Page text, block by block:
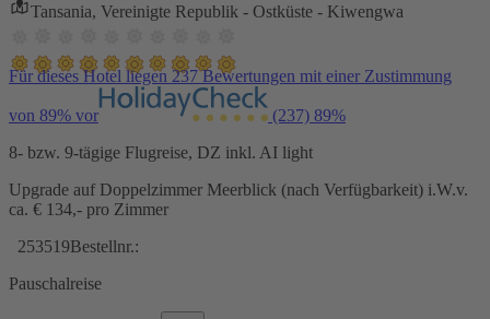
Tansania, Vereinigte Republik - Ostküste - Kiwengwa
Für dieses Hotel liegen 237 Bewertungen mit einer Zustimmung
von 89% vor (237) 89%
8- bzw. 9-tägige Flugreise, DZ inkl. AI light
Upgrade auf Doppelzimmer Meerblick (nach Verfügbarkeit) i.W.v.
ca. € 134,- pro Zimmer
253519Bestellnr.:
Pauschalreise